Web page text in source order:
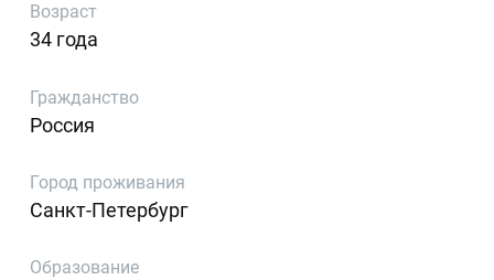
Возраст
34 года
Гражданство
Россия
Город проживания
Санкт-Петербург
Образование